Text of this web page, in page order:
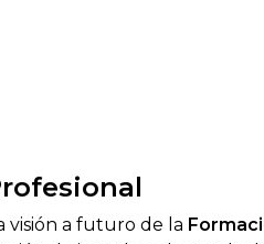
visión a futuro de la